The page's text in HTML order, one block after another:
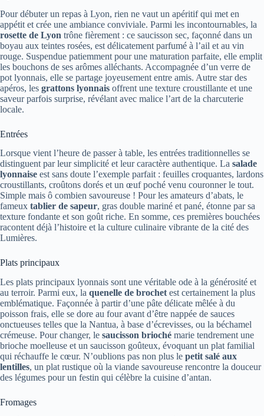
Pour débuter un repas à Lyon, rien ne vaut un apéritif qui met en
appétit et crée une ambiance conviviale. Parmi les incontournables, la
rosette de Lyon trône fièrement : ce saucisson sec, façonné dans un
boyau aux teintes rosées, est délicatement parfumé à l’ail et au vin
rouge. Suspendue patiemment pour une maturation parfaite, elle emplit
les bouchons de ses arômes alléchants. Accompagnée d’un verre de
pot lyonnais, elle se partage joyeusement entre amis. Autre star des
apéros, les grattons lyonnais offrent une texture croustillante et une
saveur parfois surprise, révélant avec malice l’art de la charcuterie
locale.
Entrées
Lorsque vient l’heure de passer à table, les entrées traditionnelles se
distinguent par leur simplicité et leur caractère authentique. La salade
lyonnaise est sans doute l’exemple parfait : feuilles croquantes, lardons
croustillants, croûtons dorés et un œuf poché venu couronner le tout.
Simple mais ô combien savoureuse ! Pour les amateurs d’abats, le
fameux tablier de sapeur, gras double mariné et pané, étonne par sa
texture fondante et son goût riche. En somme, ces premières bouchées
racontent déjà l’histoire et la culture culinaire vibrante de la cité des
Lumières.
Plats principaux
Les plats principaux lyonnais sont une véritable ode à la générosité et
au terroir. Parmi eux, la quenelle de brochet est certainement la plus
emblématique. Façonnée à partir d’une pâte délicate mêlée à du
poisson frais, elle se dore au four avant d’être nappée de sauces
onctueuses telles que la Nantua, à base d’écrevisses, ou la béchamel
crémeuse. Pour changer, le saucisson brioché marie tendrement une
brioche moelleuse et un saucisson goûteux, évoquant un plat familial
qui réchauffe le cœur. N’oublions pas non plus le petit salé aux
lentilles, un plat rustique où la viande savoureuse rencontre la douceur
des légumes pour un festin qui célèbre la cuisine d’antan.
Fromages